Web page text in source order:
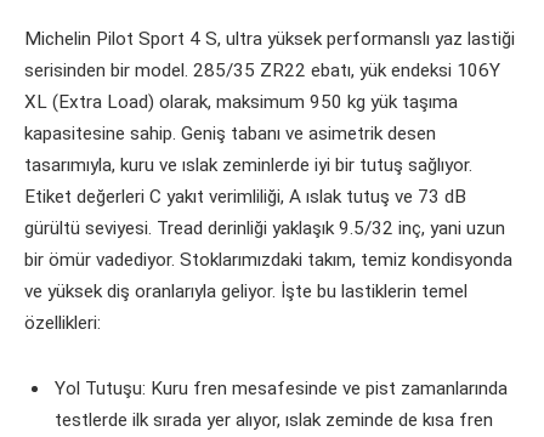
Michelin Pilot Sport 4 S, ultra yüksek performanslı yaz lastiği
serisinden bir model. 285/35 ZR22 ebatı, yük endeksi 106Y
XL (Extra Load) olarak, maksimum 950 kg yük taşıma
kapasitesine sahip. Geniş tabanı ve asimetrik desen
tasarımıyla, kuru ve ıslak zeminlerde iyi bir tutuş sağlıyor.
Etiket değerleri C yakıt verimliliği, A ıslak tutuş ve 73 dB
gürültü seviyesi. Tread derinliği yaklaşık 9.5/32 inç, yani uzun
bir ömür vadediyor. Stoklarımızdaki takım, temiz kondisyonda
ve yüksek diş oranlarıyla geliyor. İşte bu lastiklerin temel
özellikleri:
Yol Tutuşu: Kuru fren mesafesinde ve pist zamanlarında
testlerde ilk sırada yer alıyor, ıslak zeminde de kısa fren